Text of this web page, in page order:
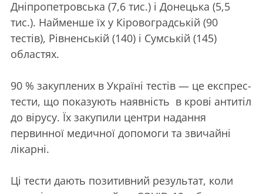
Дніпропетровська (7,6 тис.) і Донецька (5,5
тис.). Найменше їх у Кіровоградській (90
тестів), Рівненській (140) і Сумській (145)
областях.
90 % закуплених в Україні тестів — це експрес-
тести, що показують наявність в крові антитіл
до вірусу. Їх закупили центри надання
первинної медичної допомоги та звичайні
лікарні.
Ці тести дають позитивний результат, коли